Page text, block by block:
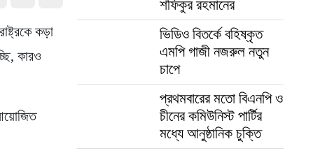
কড়া
কারও
শফিকুর রহমানের
ভিডিও বিতর্কে বহিষ্কৃত
এমপি গাজী নজরুল নতুন
চাপে
প্রথমবারের মতো বিএনপি ও
চীনের কমিউনিস্ট পার্টির
মধ্যে আনুষ্ঠানিক চুক্তি